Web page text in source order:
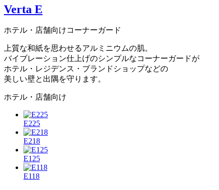
Verta E
ホテル・店舗向けコーナーガード
上質な和紙を思わせるアルミニウムの肌。
バイブレーション仕上げのシンプルなコーナーガードが
ホテル・レジデンス・ブランドショップなどの
美しい壁と出隅を守ります。
ホテル・店舗向け
E225
E218
E125
E118